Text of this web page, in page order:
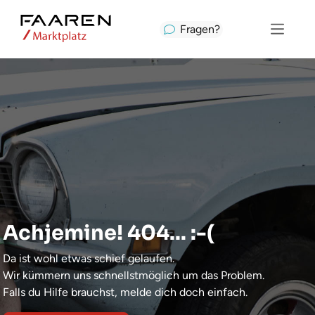
Fragen?
Achjemine! 404... :-(
Da ist wohl etwas schief gelaufen.
Wir kümmern uns schnellstmöglich um das Problem.
Falls du Hilfe brauchst, melde dich doch einfach.